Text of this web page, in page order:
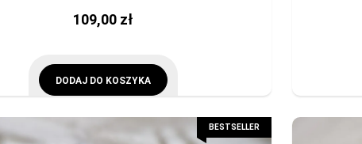
109,00 zł
DODAJ DO KOSZYKA
BESTSELLER